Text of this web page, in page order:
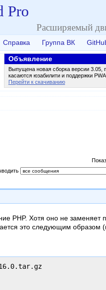
Pro
Расширяемый
Справка Группа ВК
Объявление
Выпущена новая сборка версии 3.05,
касаются юзабилити и поддержки PWA.
Перейти к скачиванию
PHP. Хотя оно не
это следующим